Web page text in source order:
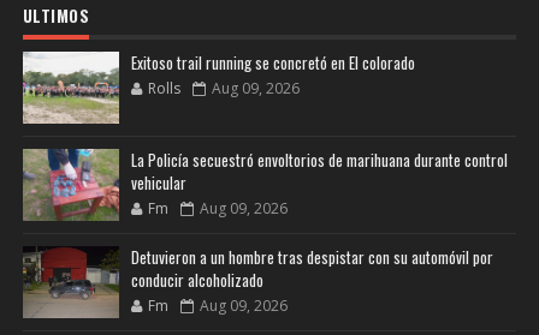
ULTIMOS
Exitoso trail running se concretó en El colorado
Rolls Aug 09, 2026
La Policía secuestró envoltorios de marihuana durante control
vehicular
Fm Aug 09, 2026
Detuvieron a un hombre tras despistar con su automóvil por
conducir alcoholizado
Fm Aug 09, 2026